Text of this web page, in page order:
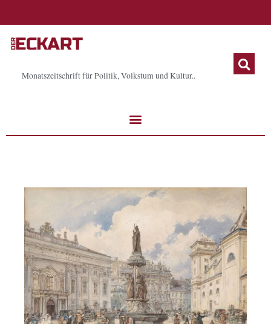
Monatszeitschrift für Politik, Volkstum und Kultur..